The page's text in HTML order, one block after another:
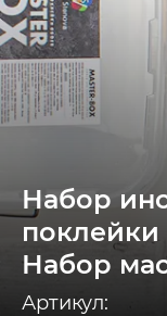
Набор
поклейки
Набор
Артикул: